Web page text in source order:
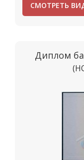
СМОТРЕТЬ
Диплом